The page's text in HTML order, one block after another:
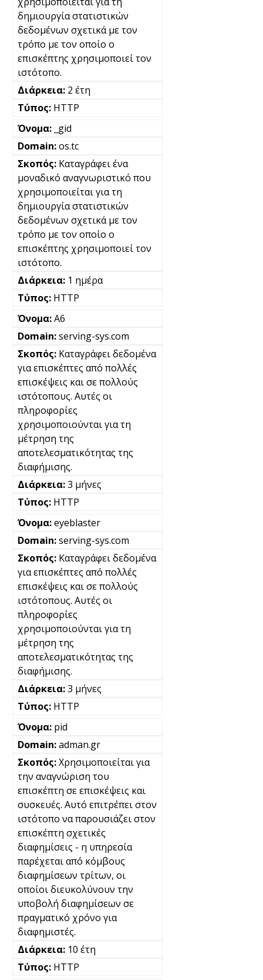
δημιουργία στατιστικών
δεδομένων σχετικά με τον
τρόπο με τον οποίο ο
επισκέπτης χρησιμοποιεί τον
ιστότοπο.
2 έτη
HTTP
_gid
os.tc
Καταγράφει ένα
μοναδικό αναγνωριστικό που
χρησιμοποιείται για τη
δημιουργία στατιστικών
δεδομένων σχετικά με τον
τρόπο με τον οποίο ο
επισκέπτης χρησιμοποιεί τον
ιστότοπο.
1 ημέρα
HTTP
A6
serving-sys.com
Καταγράφει δεδομένα
για επισκέπτες από πολλές
επισκέψεις και σε πολλούς
ιστότοπους. Αυτές οι
πληροφορίες
χρησιμοποιούνται για τη
μέτρηση της
αποτελεσματικότητας της
διαφήμισης.
3 μήνες
HTTP
eyeblaster
serving-sys.com
Καταγράφει δεδομένα
για επισκέπτες από πολλές
επισκέψεις και σε πολλούς
ιστότοπους. Αυτές οι
πληροφορίες
χρησιμοποιούνται για τη
μέτρηση της
αποτελεσματικότητας της
διαφήμισης.
3 μήνες
HTTP
pid
adman.gr
Χρησιμοποιείται για
την αναγνώριση του
επισκέπτη σε επισκέψεις και
συσκευές. Αυτό επιτρέπει στον
ιστότοπο να παρουσιάζει στον
επισκέπτη σχετικές
διαφημίσεις - η υπηρεσία
παρέχεται από κόμβους
διαφημίσεων τρίτων, οι
οποίοι διευκολύνουν την
υποβολή διαφημίσεων σε
πραγματικό χρόνο για
διαφημιστές.
10 έτη
HTTP